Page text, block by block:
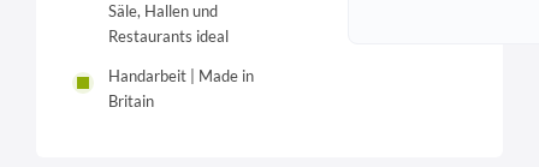
Säle, Hallen und
Restaurants ideal
Handarbeit | Made in
Britain